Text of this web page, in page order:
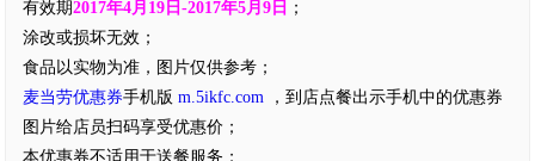
有效期2017年4月19日-2017年5月9日 ；
涂改或损坏无效；
食品以实物为准，图片仅供参考；
麦当劳优惠券手机版 m.5ikfc.com ，到店点餐出示手机中的优惠券
图片给店员扫码享受优惠价；
本优惠券不适用于送餐服务；